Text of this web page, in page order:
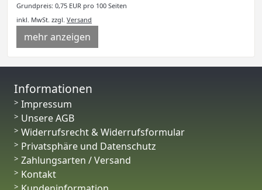
Grundpreis: 0,75 EUR pro 100 Seiten
inkl. MwSt. zzgl. Versand
mehr anzeigen
Informationen
Impressum
Unsere AGB
Widerrufsrecht & Widerrufsformular
Privatsphäre und Datenschutz
Zahlungsarten / Versand
Kontakt